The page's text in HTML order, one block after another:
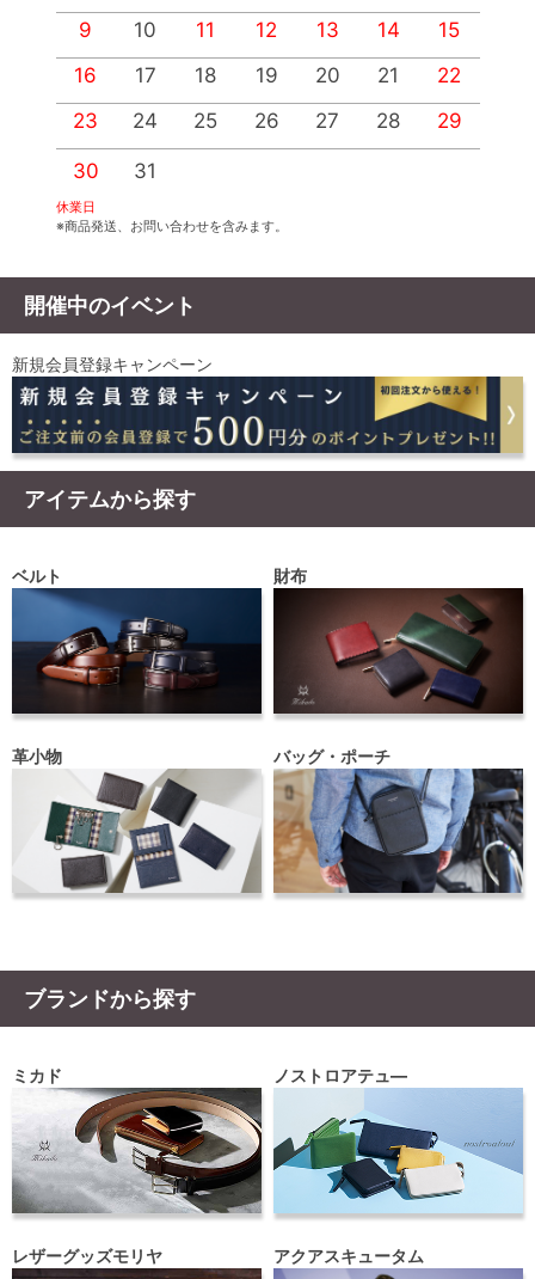
9
10 11 12 13 14
15
16
17 18 19 20 21
22
23
24 25 26 27 28 29
30 31
休業日
※商品発送、お問い合わせを含みます。
開催中のイベント
新規会員登録キャンペーン
アイテムから探す
ベルト 財布
革小物 バッグ・ポーチ
ブランドから探す
ミカド ノストロアテュ―
レザーグッズモリヤ アクアスキュータム